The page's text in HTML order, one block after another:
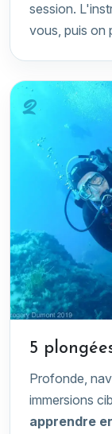
session.
vous, puis
2
5
Profonde,
immersions
apprendre